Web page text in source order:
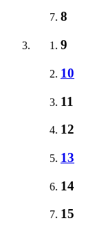
8
9
10
11
12
13
14
15